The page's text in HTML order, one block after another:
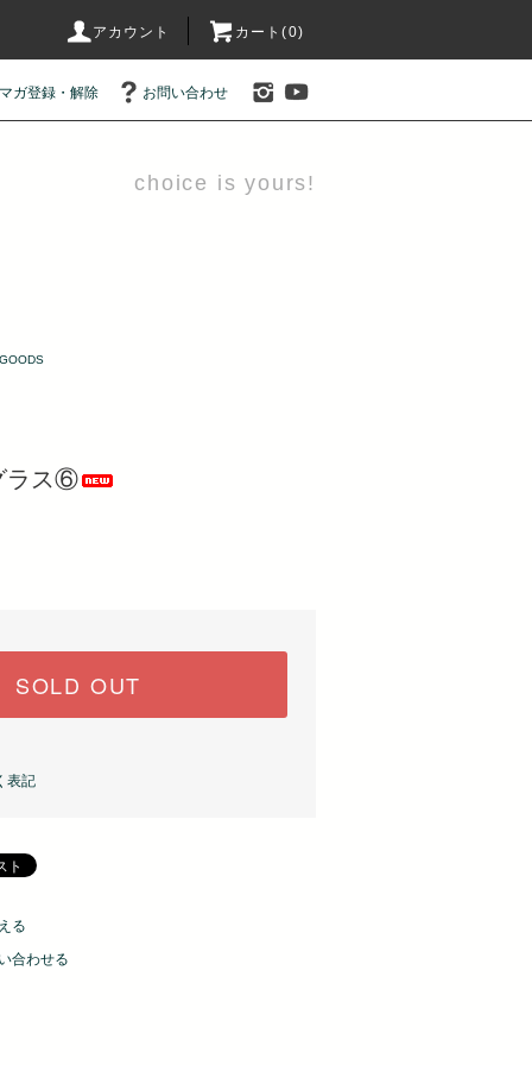
アカウント カート(0)
ガ登録・解除 お問い合わせ
choice is yours!
GOODS
ラス⑥
SOLD OUT
表記
る
合わせる